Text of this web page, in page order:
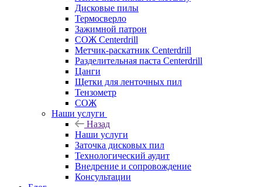
Дисковые пилы
Термосверло
Зажимной патрон
СОЖ Centerdrill
Метчик-раскатник Centerdrill
Разделительная паста Centerdrill
Цанги
Щетки для ленточных пил
Тензометр
СОЖ
Наши услуги
Назад
Наши услуги
Заточка дисковых пил
Технологический аудит
Внедрение и сопровождение
Консультации